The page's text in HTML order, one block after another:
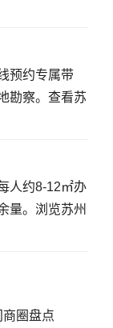
预约专属带
勘察。 查看苏
人约8-12㎡办
量。 浏览苏州
圈盘点